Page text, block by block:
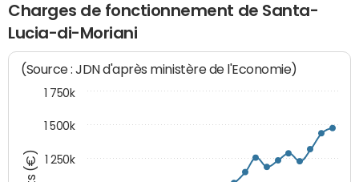
Charges de fonctionnement de Santa-
Lucia-di-Moriani
(Source : JDN d'après ministère de l'Economie)
1 250k
1 500k
1 750k